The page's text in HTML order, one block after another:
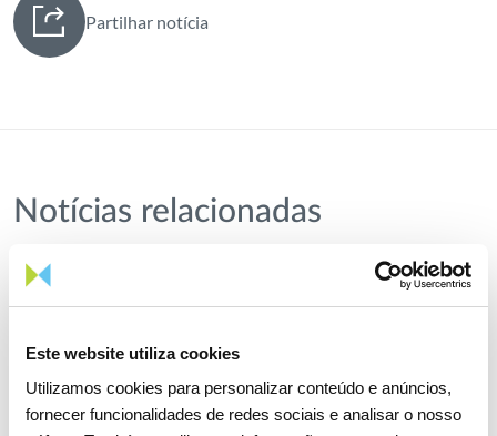
Este website utiliza cookies
Utilizamos cookies para personalizar conteúdo e anúncios,
fornecer funcionalidades de redes sociais e analisar o nosso
Partilhar notícia
Notícias relacionadas